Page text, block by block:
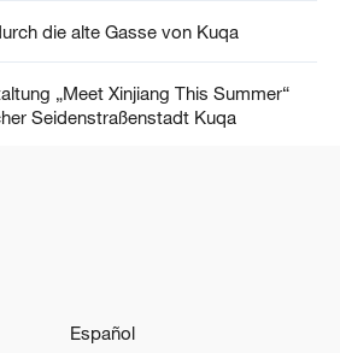
die alte Gasse von Kuqa
„Meet Xinjiang This Summer“
Seidenstraßenstadt Kuqa
Español